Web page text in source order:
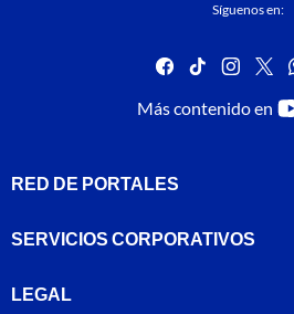
Síguenos en:
facebook
tiktok
Más contenido en
RED DE PORTALES
SERVICIOS CORPORATIVOS
LEGAL